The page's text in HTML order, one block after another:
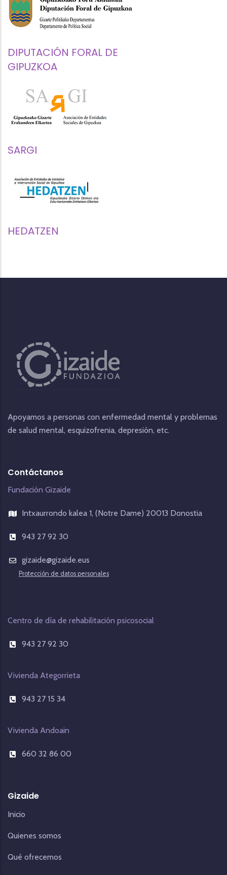
DIPUTACIÓN FORAL DE
GIPUZKOA
SARGI
HEDATZEN
Apoyamos a personas con enfermedad mental y problemas
de salud mental, esquizofrenia, depresión, etc.
Contáctanos
Fundación Gizaide
Intxaurrondo kalea 1, (Notre Dame) 20013 Donostia
943 27 92 30
gizaide@gizaide.eus
Protección de datos personales
Centro de día de rehabilitación psicosocial
943 27 92 30
Vivienda Ategorrieta
943 27 15 34
Vivienda Andoain
660 32 86 00
Gizaide
Inicio
Quienes somos
Qué ofrecemos